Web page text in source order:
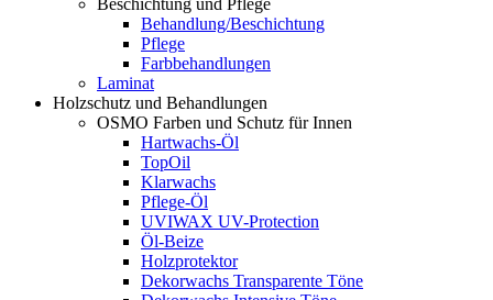
Beschichtung und Pflege
Behandlung/Beschichtung
Pflege
Farbbehandlungen
Laminat
Holzschutz und Behandlungen
OSMO Farben und Schutz für Innen
Hartwachs-Öl
TopOil
Klarwachs
Pflege-Öl
UVIWAX UV-Protection
Öl-Beize
Holzprotektor
Dekorwachs Transparente Töne